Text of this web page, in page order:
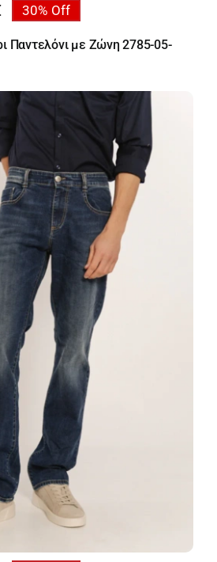
30% Off
Παντελόνι με Ζώνη 2785-05-